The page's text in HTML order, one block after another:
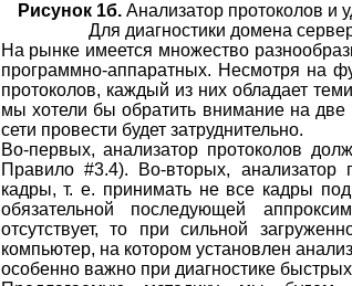
Рисунок 1б.Анализатор протоколов и
Для диагностики домена
На рынке имеется множество
программно-аппаратных. Несмотря на
протоколов, каждый из них обладает
мы хотели бы обратить внимание на
сети провести будет затруднительно.
Во-первых, анализатор протоколов
Правило #3.4). Во-вторых, анализатор
кадры, т. е. принимать не все кадры
обязательной последующей
отсутствует, то при сильной
компьютер, на котором установлен
особенно важно при диагностике